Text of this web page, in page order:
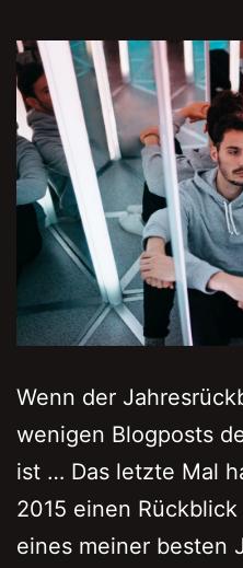
Wenn der
wenigen Blogposts
ist … Das letzte Mal
2015 einen
eines meiner besten